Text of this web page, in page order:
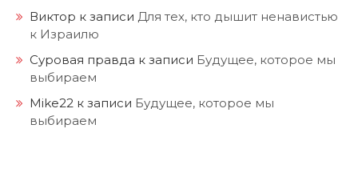
Виктор к записи Для тех, кто дышит ненавистью
к Израилю
Суровая правда к записи Будущее, которое мы
выбираем
Mike22 к записи Будущее, которое мы
выбираем